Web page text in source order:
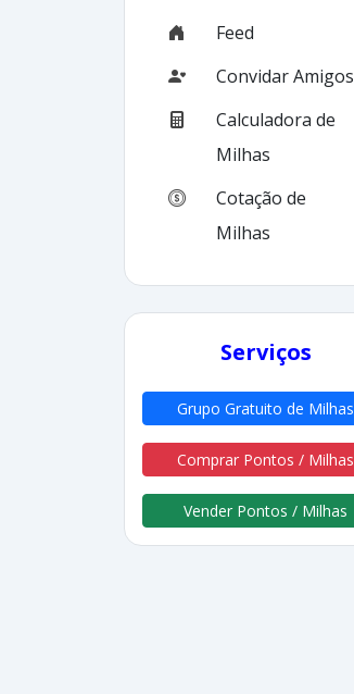
Feed
Convidar Amigos
Calculadora de
Milhas
Cotação de
Milhas
Serviços
Grupo Gratuito de Milhas
Comprar Pontos / Milhas
Vender Pontos / Milhas